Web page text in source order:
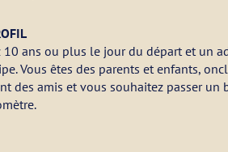
10 ans ou plus le jour du départ et un
Vous êtes des parents et enfants,
des amis et vous souhaitez passer